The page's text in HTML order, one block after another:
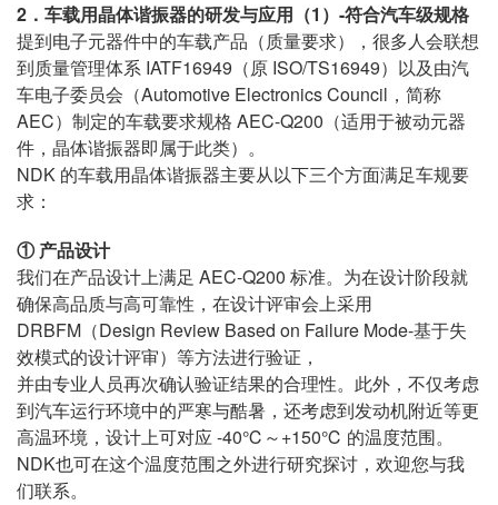
2．车载用晶体谐振器的研发与应用（1）-符合汽车级规格
提到电子元器件中的车载产品（质量要求），很多人会联想
到质量管理体系 IATF16949（原 ISO/TS16949）以及由汽
车电子委员会（Automotive Electronics Council，简称
AEC）制定的车载要求规格 AEC-Q200（适用于被动元器
件，晶体谐振器即属于此类）。
NDK 的车载用晶体谐振器主要从以下三个方面满足车规要
求：
① 产品设计
我们在产品设计上满足 AEC-Q200 标准。为在设计阶段就
确保高品质与高可靠性，在设计评审会上采用
DRBFM（Design Review Based on Failure Mode-基于失
效模式的设计评审）等方法进行验证，
并由专业人员再次确认验证结果的合理性。此外，不仅考虑
到汽车运行环境中的严寒与酷暑，还考虑到发动机附近等更
高温环境，设计上可对应 -40℃～+150℃ 的温度范围。
NDK也可在这个温度范围之外进行研究探讨，欢迎您与我
们联系。